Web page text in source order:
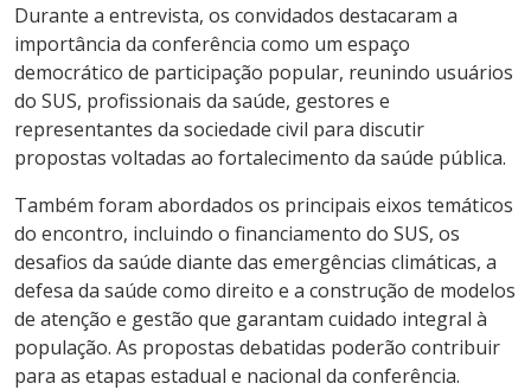
Durante a entrevista, os convidados destacaram a
importância da conferência como um espaço
democrático de participação popular, reunindo usuários
do SUS, profissionais da saúde, gestores e
representantes da sociedade civil para discutir
propostas voltadas ao fortalecimento da saúde pública.
Também foram abordados os principais eixos temáticos
do encontro, incluindo o financiamento do SUS, os
desafios da saúde diante das emergências climáticas, a
defesa da saúde como direito e a construção de modelos
de atenção e gestão que garantam cuidado integral à
população. As propostas debatidas poderão contribuir
para as etapas estadual e nacional da conferência.